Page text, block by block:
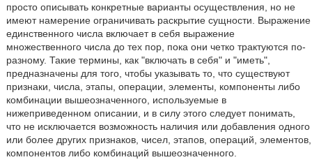
просто описывать конкретные варианты осуществления, но не
имеют намерение ограничивать раскрытие сущности. Выражение
единственного числа включает в себя выражение
множественного числа до тех пор, пока они четко трактуются по-
разному. Такие термины, как "включать в себя" и "иметь",
предназначены для того, чтобы указывать то, что существуют
признаки, числа, этапы, операции, элементы, компоненты либо
комбинации вышеозначенного, используемые в
нижеприведенном описании, и в силу этого следует понимать,
что не исключается возможность наличия или добавления одного
или более других признаков, чисел, этапов, операций, элементов,
компонентов либо комбинаций вышеозначенного.